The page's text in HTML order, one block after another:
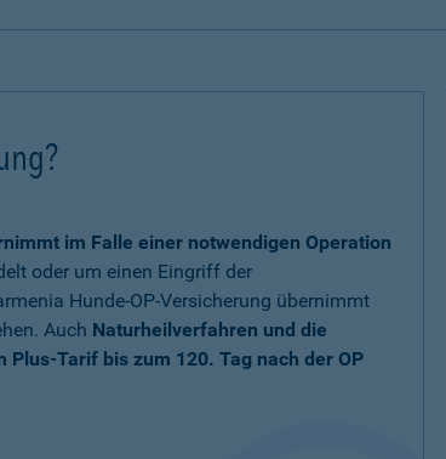
im Falle einer notwendigen Operation
oder um einen Eingriff der
Hunde-OP-Versicherung übernimmt
Auch Naturheilverfahren und die
Tarif bis zum 120. Tag nach der OP